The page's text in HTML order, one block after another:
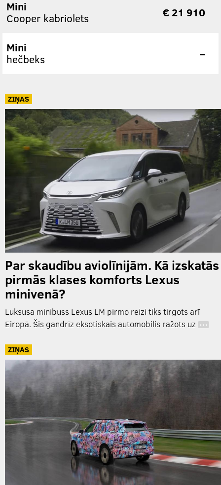
Mini
Cooper kabriolets
€ 21 910
Mini
hečbeks
–
ZIŅAS
Par skaudību aviolīnijām. Kā izskatās
pirmās klases komforts Lexus
minivenā?
Luksusa minibuss Lexus LM pirmo reizi tiks tirgots arī
Eiropā. Šis gandrīz eksotiskais automobilis ražots uz …
ZIŅAS